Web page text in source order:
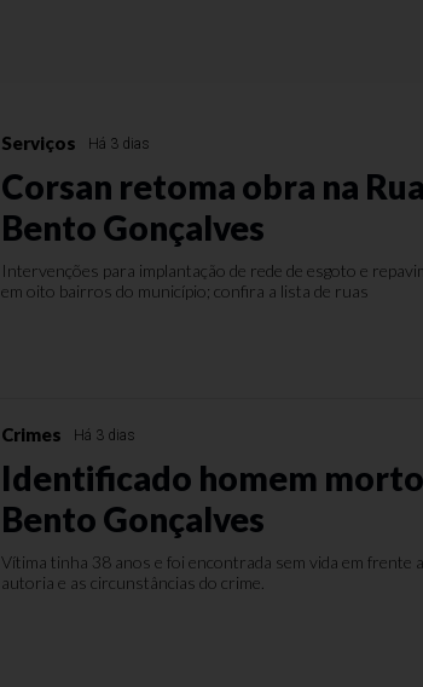
Serviços Há 3 dias
Corsan retoma obra na
Bento Gonçalves
Intervenções para implantação de rede de esgoto e
em oito bairros do município; confira a lista de ruas
Crimes Há 3 dias
Identificado homem morto
Bento Gonçalves
Vítima tinha 38 anos e foi encontrada sem vida em frente
autoria e as circunstâncias do crime.